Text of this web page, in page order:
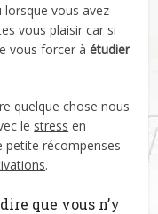
lorsque vous avez
vous plaisir car si
vous forcer àétudier
quelque chose nous
le stress en
petite récompenses
.
que vous n’y